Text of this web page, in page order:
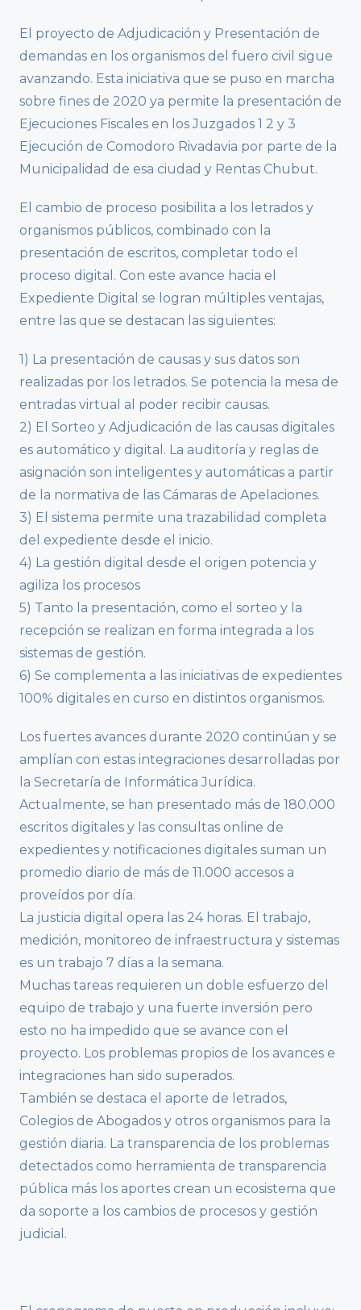
El proyecto de Adjudicación y Presentación de
demandas en los organismos del fuero civil sigue
avanzando. Esta iniciativa que se puso en marcha
sobre fines de 2020 ya permite la presentación de
Ejecuciones Fiscales en los Juzgados 1 2 y 3
Ejecución de Comodoro Rivadavia por parte de la
Municipalidad de esa ciudad y Rentas Chubut.
El cambio de proceso posibilita a los letrados y
organismos públicos, combinado con la
presentación de escritos, completar todo el
proceso digital. Con este avance hacia el
Expediente Digital se logran múltiples ventajas,
entre las que se destacan las siguientes:
1) La presentación de causas y sus datos son
realizadas por los letrados. Se potencia la mesa de
entradas virtual al poder recibir causas.
2) El Sorteo y Adjudicación de las causas digitales
es automático y digital. La auditoría y reglas de
asignación son inteligentes y automáticas a partir
de la normativa de las Cámaras de Apelaciones.
3) El sistema permite una trazabilidad completa
del expediente desde el inicio.
4) La gestión digital desde el origen potencia y
agiliza los procesos
5) Tanto la presentación, como el sorteo y la
recepción se realizan en forma integrada a los
sistemas de gestión.
6) Se complementa a las iniciativas de expedientes
100% digitales en curso en distintos organismos.
Los fuertes avances durante 2020 continúan y se
amplían con estas integraciones desarrolladas por
la Secretaría de Informática Jurídica.
Actualmente, se han presentado más de 180.000
escritos digitales y las consultas online de
expedientes y notificaciones digitales suman un
promedio diario de más de 11.000 accesos a
proveídos por día.
La justicia digital opera las 24 horas. El trabajo,
medición, monitoreo de infraestructura y sistemas
es un trabajo 7 días a la semana.
Muchas tareas requieren un doble esfuerzo del
equipo de trabajo y una fuerte inversión pero
esto no ha impedido que se avance con el
proyecto. Los problemas propios de los avances e
integraciones han sido superados.
También se destaca el aporte de letrados,
Colegios de Abogados y otros organismos para la
gestión diaria. La transparencia de los problemas
detectados como herramienta de transparencia
pública más los aportes crean un ecosistema que
da soporte a los cambios de procesos y gestión
judicial.